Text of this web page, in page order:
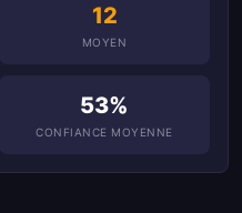
12
MOYEN
53%
CONFIANCE MOYENNE